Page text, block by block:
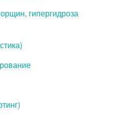
гипергидроза